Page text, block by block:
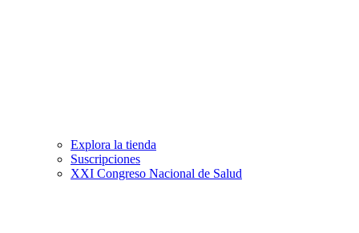
Explora la tienda
Suscripciones
XXI Congreso Nacional de Salud